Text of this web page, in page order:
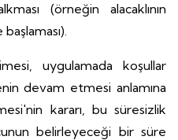
(örneğin alacaklının
uygulamada koşullar
devam etmesi anlamına
kararı, bu süresizlik
belirleyeceği bir süre